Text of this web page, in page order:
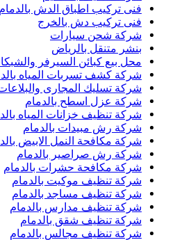
فنى تركيب اطباق الدش بالدمام
فنى تركيب دش بالخرج
شركة شحن سيارات
بنشر متنقل بالرياض
محل بيع كبائن السيرفر
شركة كشف تسربات المياه
شركة تسليك المجارى
شركة عزل اسطح بالدمام
شركة تنظيف خزانات المياه
شركة رش مبيدات بالدمام
شركة مكافحة النمل الابيض
شركة رش صراصير بالدمام
شركة مكافحة حشرات بالدمام
شركة تنظيف موكيت بالدمام
شركة تنظيف مساجد بالدمام
شركة تنظيف مدارس بالدمام
شركة تنظيف شقق بالدمام
شركة تنظيف مجالس بالدمام